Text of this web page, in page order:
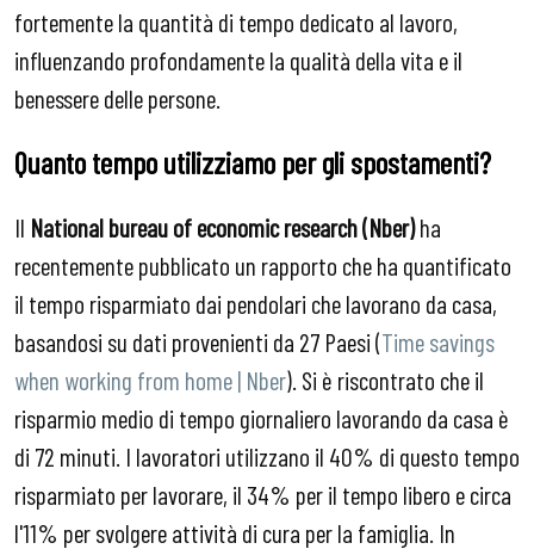
fortemente la quantità di tempo dedicato al lavoro,
influenzando profondamente la qualità della vita e il
benessere delle persone.
Quanto tempo utilizziamo per gli spostamenti?
Il National bureau of economic research (Nber)ha
recentemente pubblicato un rapporto che ha quantificato
il tempo risparmiato dai pendolari che lavorano da casa,
basandosi su dati provenienti da 27 Paesi (Time savings
when working from home | Nber). Si è riscontrato che il
risparmio medio di tempo giornaliero lavorando da casa è
di 72 minuti. I lavoratori utilizzano il 40% di questo tempo
risparmiato per lavorare, il 34% per il tempo libero e circa
l'11% per svolgere attività di cura per la famiglia. In